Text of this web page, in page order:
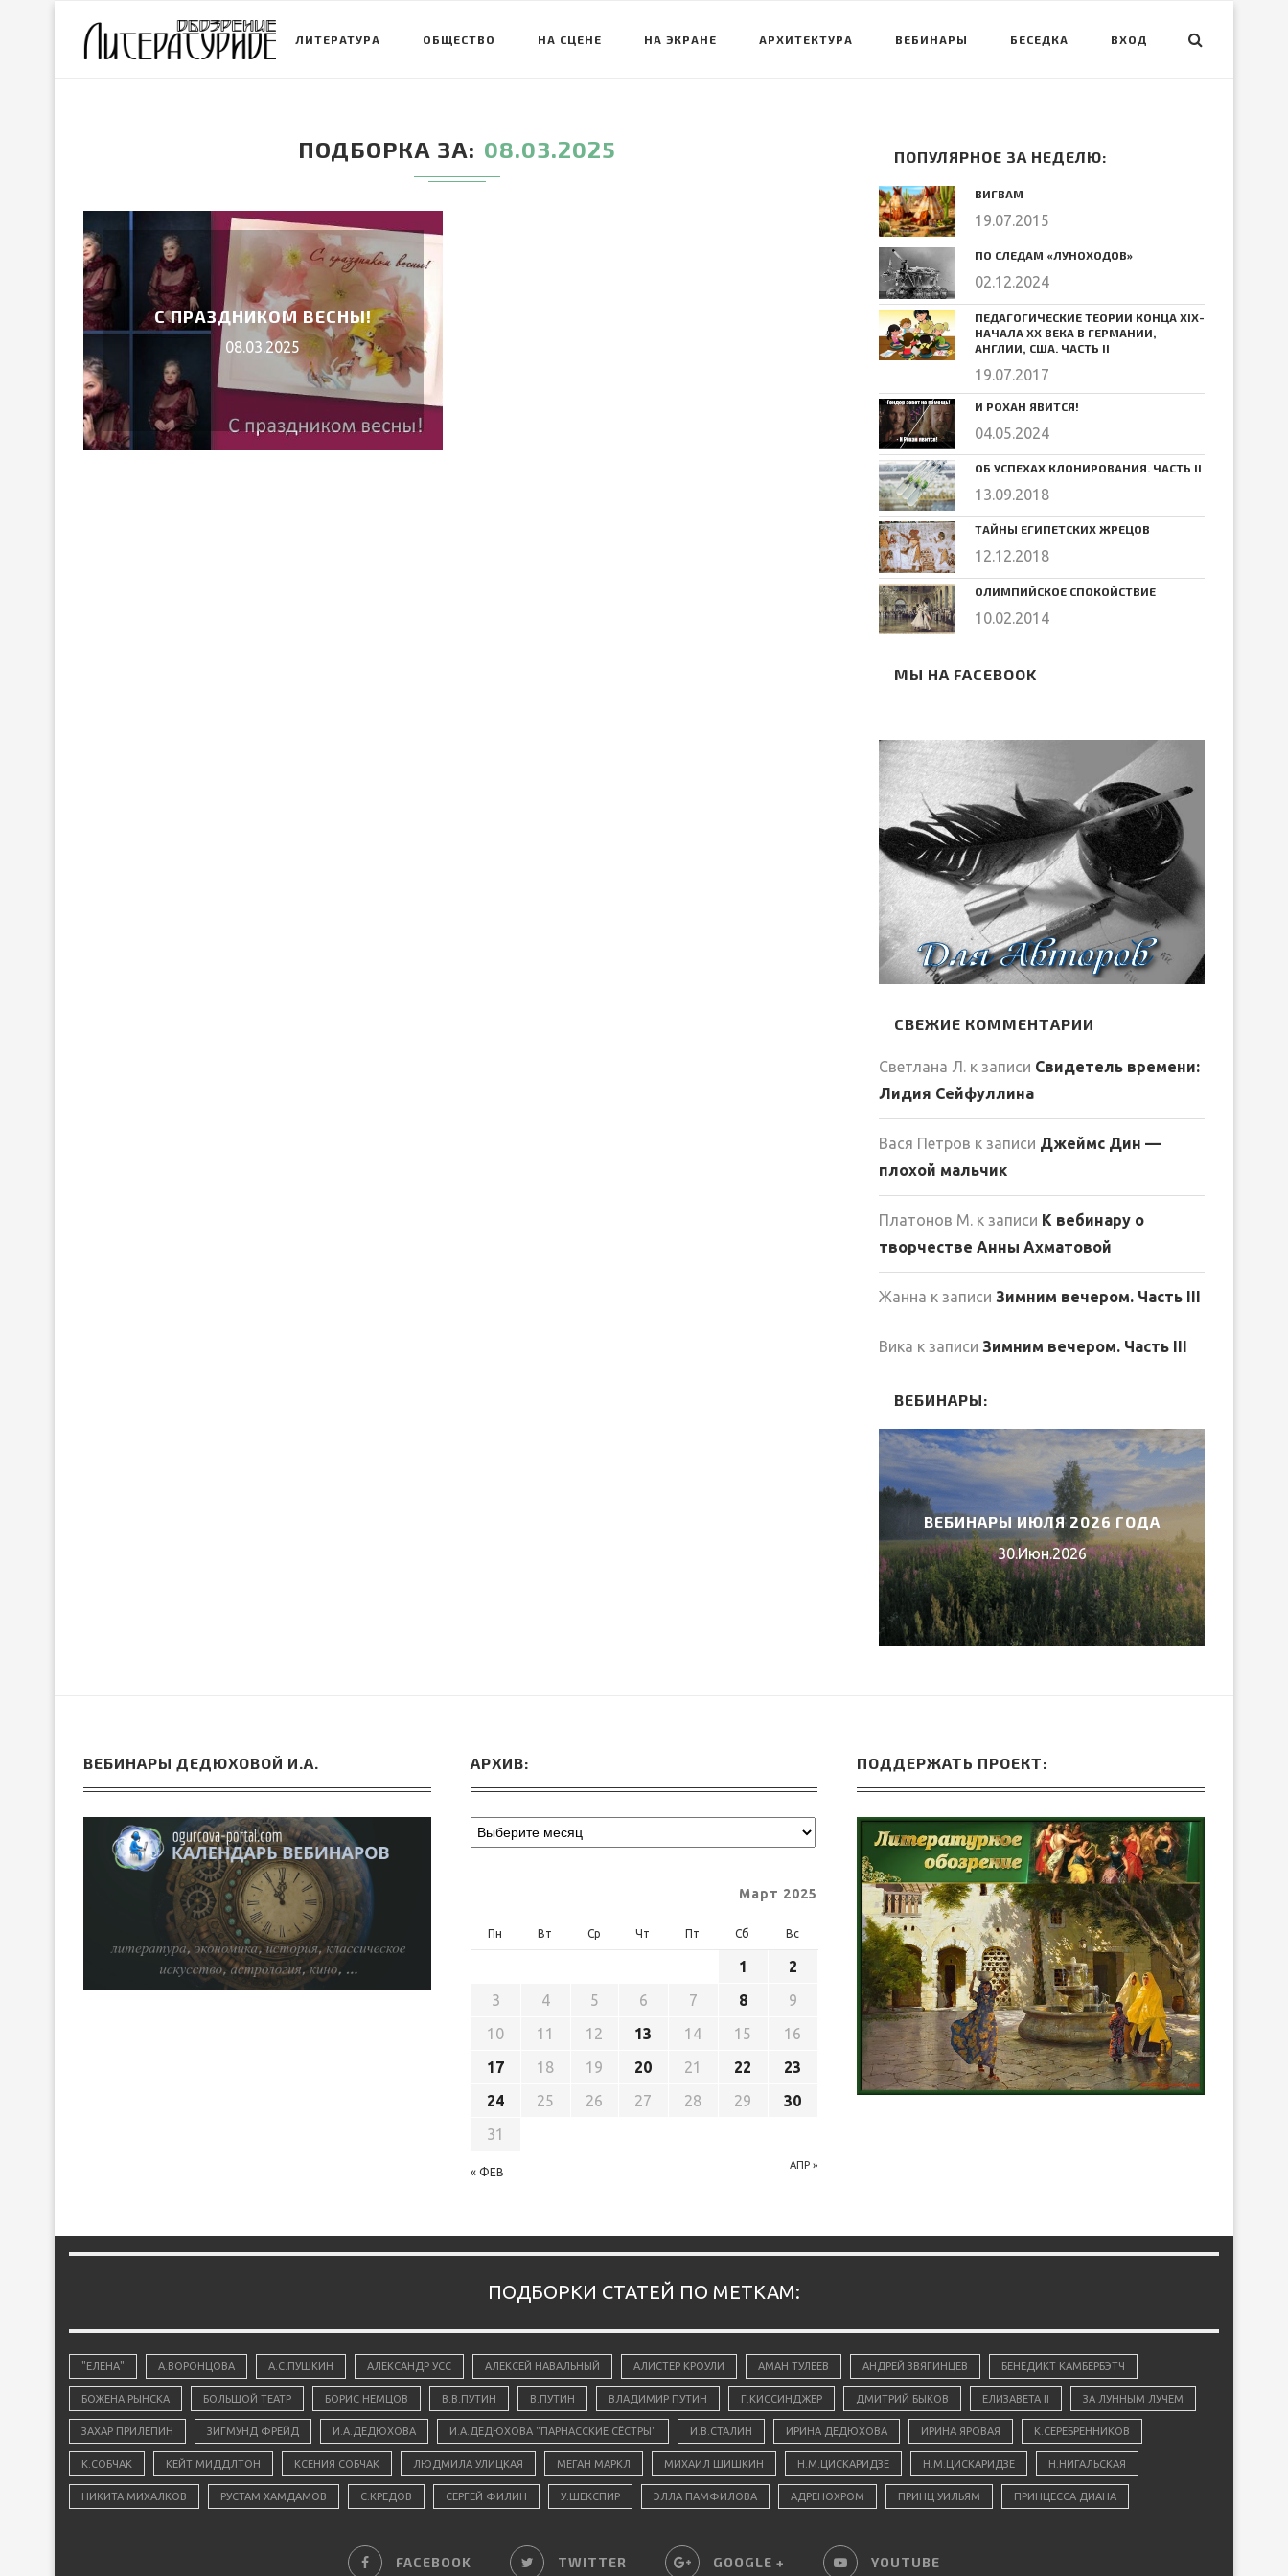
ЛИТЕРАТУРА ОБЩЕСТВО НА СЦЕНЕ НА ЭКРАНЕ АРХИТЕКТУРА ВЕБИНАРЫ БЕСЕДКА ВХОД
ПОДБОРКА ЗА 08.03.2025
С ПРАЗДНИКОМ ВЕСНЫ!
08.03.2025
ПОПУЛЯРНОЕ ЗА НЕДЕЛЮ:
ВИГВАМ
19.07.2015
ПО СЛЕДАМ «ЛУНОХОДОВ»
02.12.2024
ПЕДАГОГИЧЕСКИЕ ТЕОРИИ КОНЦА ХIХ-
НАЧАЛА ХХ ВЕКА В ГЕРМАНИИ,
АНГЛИИ, США. ЧАСТЬ II
19.07.2017
И РОХАН ЯВИТСЯ!
04.05.2024
ОБ УСПЕХАХ КЛОНИРОВАНИЯ. ЧАСТЬ II
13.09.2018
ТАЙНЫ ЕГИПЕТСКИХ ЖРЕЦОВ
12.12.2018
ОЛИМПИЙСКОЕ СПОКОЙСТВИЕ
10.02.2014
МЫ НА FACEBOOK
СВЕЖИЕ КОММЕНТАРИИ
Светлана Л. к записи Свидетель времени:
Лидия Сейфуллина
Вася Петров к записи Джеймс Дин —
плохой мальчик
Платонов М. к записи К вебинару о
творчестве Анны Ахматовой
Жанна к записи Зимним вечером. Часть III
Вика к записи Зимним вечером. Часть III
ВЕБИНАРЫ:
ВЕБИНАРЫ ИЮЛЯ 2026 ГОДА
30.Июн.2026
ВЕБИНАРЫ ДЕДЮХОВОЙ И.А. АРХИВ:
Март 2025
Пн Вт Ср Чт Пт Сб Вс
« ФЕВ
АПР »
1
2
3
4 5 6 7 8
9
10
11 12 13 14 15
16
17
18 19 20 21 22
23
24
25 26 27 28 29
30
31
ПОДДЕРЖАТЬ ПРОЕКТ:
ПОДБОРКИ СТАТЕЙ ПО МЕТКАМ:
"ЕЛЕНА" А.ВОРОНЦОВА А.С.ПУШКИН АЛЕКСАНДР УСС АЛЕКСЕЙ НАВАЛЬНЫЙ АЛИСТЕР КРОУЛИ АМАН ТУЛЕЕВ АНДРЕЙ ЗВЯГИНЦЕВ БЕНЕДИКТ КАМБЕРБЭТЧ
БОЖЕНА РЫНСКА БОЛЬШОЙ ТЕАТР БОРИС НЕМЦОВ В.В.ПУТИН В.ПУТИН ВЛАДИМИР ПУТИН Г.КИССИНДЖЕР ДМИТРИЙ БЫКОВ ЕЛИЗАВЕТА II ЗА ЛУННЫМ ЛУЧЕМ
ЗАХАР ПРИЛЕПИН ЗИГМУНД ФРЕЙД И.А.ДЕДЮХОВА И.А.ДЕДЮХОВА "ПАРНАССКИЕ СЁСТРЫ" И.В.СТАЛИН ИРИНА ДЕДЮХОВА ИРИНА ЯРОВАЯ К.СЕРЕБРЕННИКОВ
К.СОБЧАК КЕЙТ МИДДЛТОН КСЕНИЯ СОБЧАК ЛЮДМИЛА УЛИЦКАЯ МЕГАН МАРКЛ МИХАИЛ ШИШКИН Н.М.ЦИСКАРИДЗЕ Н.М.ЦИСКАРИДЗЕ Н.НИГАЛЬСКАЯ
НИКИТА МИХАЛКОВ РУСТАМ ХАМДАМОВ С.КРЕДОВ СЕРГЕЙ ФИЛИН У.ШЕКСПИР ЭЛЛА ПАМФИЛОВА АДРЕНОХРОМ ПРИНЦ УИЛЬЯМ ПРИНЦЕССА ДИАНА
FACEBOOK TWITTER GOOGLE + YOUTUBE